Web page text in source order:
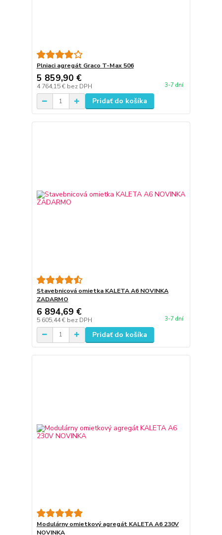
Plniaci agregát Graco T-Max 506
5 859,90 €
4 764,15 € bez DPH 3-7 dní
Pridať do košíka
Stavebnicová omietka KALETA A6 NOVINKA
ZADARMO
6 894,69 €
5 605,44 € bez DPH 3-7 dní
Pridať do košíka
Modulárny omietkový agregát KALETA A6 230V
NOVINKA